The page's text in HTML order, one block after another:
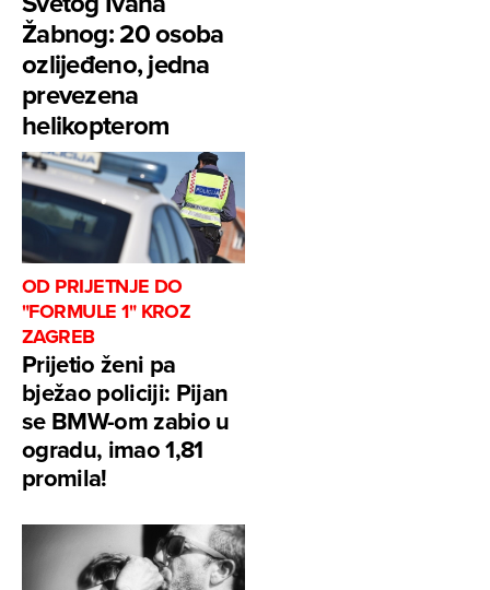
Žabnog: 20 osoba
ozlijeđeno, jedna
prevezena
helikopterom
OD PRIJETNJE DO
"FORMULE 1" KROZ
ZAGREB
Prijetio ženi pa
bježao policiji: Pijan
se BMW-om zabio u
ogradu, imao 1,81
promila!